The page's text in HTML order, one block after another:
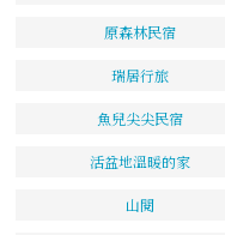
原森林民宿
瑞居行旅
魚兒尖尖民宿
活盆地溫暖的家
山閱